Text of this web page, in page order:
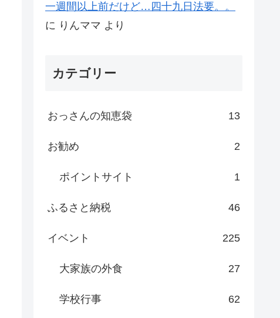
一週間以上前だけど…四十九日法要。。
に りんママ より
カテゴリー
おっさんの知恵袋 13
お勧め 2
ポイントサイト 1
ふるさと納税 46
イベント 225
大家族の外食 27
学校行事 62